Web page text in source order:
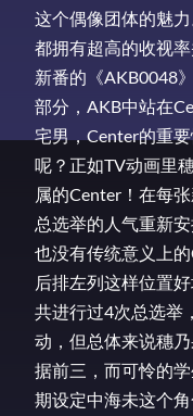
这个偶像团体的魅
都拥有超高的收视
新番的《AKB0048
部分，AKB中站在
宅男，Center的重
呢？正如TV动画里
属的Center！在每
总选举的人气重新
也没有传统意义上
后排左列这样位置
共进行过4次总选举
动，但总体来说穗
据前三，而可怜的
期设定中海未这个